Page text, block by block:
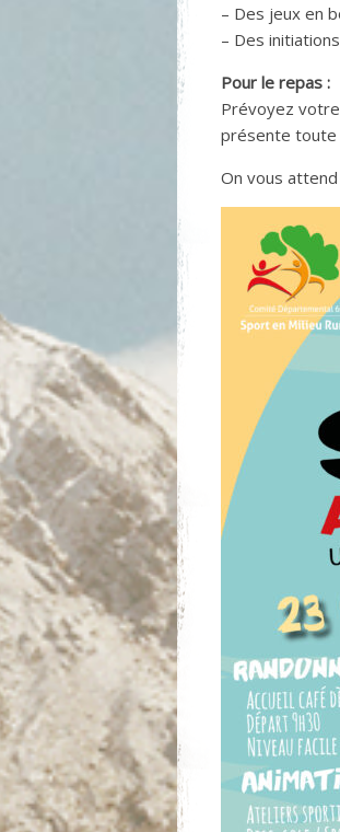
– Des jeux en
– Des
Pour le repas :
Prévoyez
présente toute
On vous